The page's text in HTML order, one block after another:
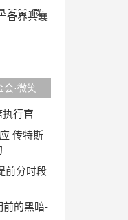
·微笑
襄盛举
行官
传特斯
前分时段
前的黑暗-